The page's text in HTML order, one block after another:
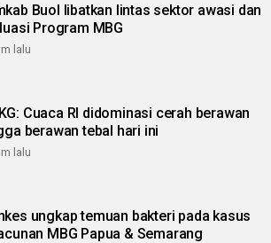
Buol libatkan lintas sektor awasi dan
Program MBG
lalu
Cuaca RI didominasi cerah berawan
berawan tebal hari ini
lalu
ungkap temuan bakteri pada kasus
MBG Papua & Semarang